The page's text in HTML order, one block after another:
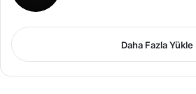
Daha Fazla Yükle